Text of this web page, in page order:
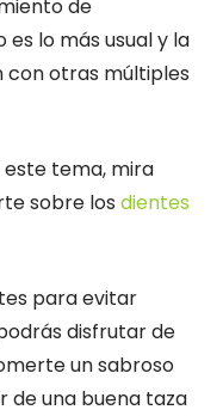
de
lo más usual y la
otras múltiples
tema, mira
sobre los dientes
para evitar
disfrutar de
un sabroso
de una buena taza